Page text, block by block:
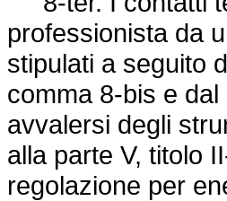
professionista da
stipulati a seguito
comma 8-bis e
avvalersi degli
alla parte V, titolo
regolazione per